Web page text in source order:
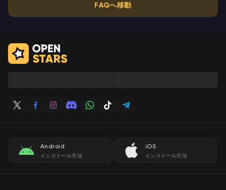
FAQへ移動
Android
インストール方法
iOS
インストール方法